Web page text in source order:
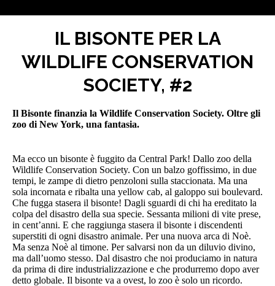
IL BISONTE PER LA
WILDLIFE CONSERVATION
SOCIETY, #2
Tu sei qui:
Il Bisonte finanzia la Wildlife Conservation Society. Oltre gli
zoo di New York, una fantasia.
Ma ecco un bisonte è fuggito da Central Park! Dallo zoo della
Wildlife Conservation Society. Con un balzo goffissimo, in due
tempi, le zampe di dietro penzoloni sulla staccionata. Ma una
sola incornata e ribalta una yellow cab, al galoppo sui boulevard.
Che fugga stasera il bisonte! Dagli sguardi di chi ha ereditato la
colpa del disastro della sua specie. Sessanta milioni di vite prese,
in cent’anni. E che raggiunga stasera il bisonte i discendenti
superstiti di ogni disastro animale. Per una nuova arca di Noè.
Ma senza Noè al timone. Per salvarsi non da un diluvio divino,
ma dall’uomo stesso. Dal disastro che noi produciamo in natura
da prima di dire industrializzazione e che produrremo dopo aver
detto globale. Il bisonte va a ovest, lo zoo è solo un ricordo.